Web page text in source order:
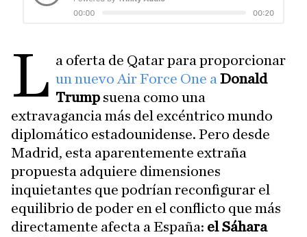
L a oferta de Qatar para proporcionar
un nuevo Air Force One aDonald
Trump suena como una
extravagancia más del excéntrico mundo
diplomático estadounidense. Pero desde
Madrid, esta aparentemente extraña
propuesta adquiere dimensiones
inquietantes que podrían reconfigurar el
equilibrio de poder en el conflicto que más
directamente afecta a España: el Sáhara